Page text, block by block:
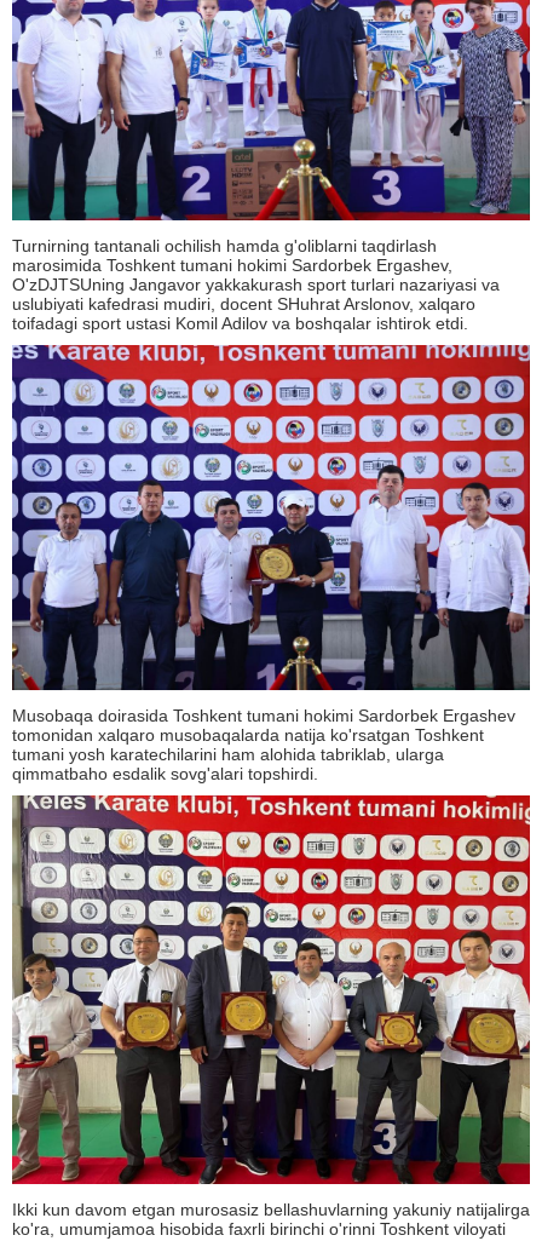
Turnirning tantanali ochilish hamda g'oliblarni taqdirlash
marosimida Toshkent tumani hokimi Sardorbek Ergashev,
O'zDJTSUning Jangavor yakkakurash sport turlari nazariyasi va
uslubiyati kafedrasi mudiri, docent SHuhrat Arslonov, xalqaro
toifadagi sport ustasi Komil Adilov va boshqalar ishtirok etdi.
Musobaqa doirasida Toshkent tumani hokimi Sardorbek Ergashev
tomonidan xalqaro musobaqalarda natija ko'rsatgan Toshkent
tumani yosh karatechilarini ham alohida tabriklab, ularga
qimmatbaho esdalik sovg'alari topshirdi.
Ikki kun davom etgan murosasiz bellashuvlarning yakuniy natijalirga
ko'ra, umumjamoa hisobida faxrli birinchi o'rinni Toshkent viloyati